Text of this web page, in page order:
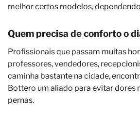
melhor certos modelos,
Quem precisa de conforto o
Profissionais que passam muitas
professores, vendedores,
caminha bastante na cidade,
Bottero um aliado para evitar dores
pernas.